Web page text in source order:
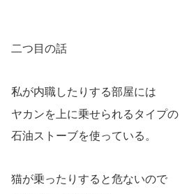
二つ目の話
私が内職したりする部屋には
ヤカンを上に乗せられるタイプの
石油ストーブを使っている。
猫が乗ったりすると危ないので